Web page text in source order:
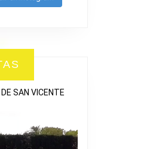
SAN VICENTE